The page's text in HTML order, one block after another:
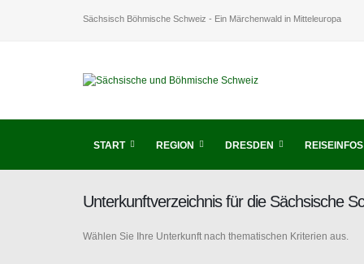
Sächsisch Böhmische Schweiz - Ein Märchenwald in Mitteleuropa
START REGION DRESDEN REISEINFOS
Unterkunftverzeichnis für die Sächsische
Wählen Sie Ihre Unterkunft nach thematischen Kriterien aus.